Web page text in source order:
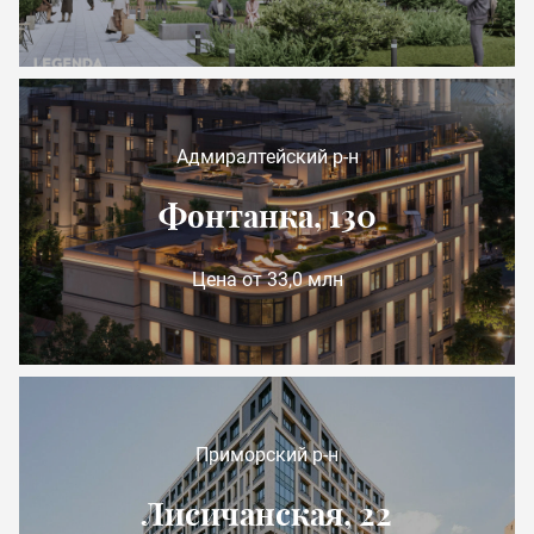
Адмиралтейский р-н
Фонтанка, 130
Цена от 33,0 млн
Приморский р-н
Лисичанская, 22